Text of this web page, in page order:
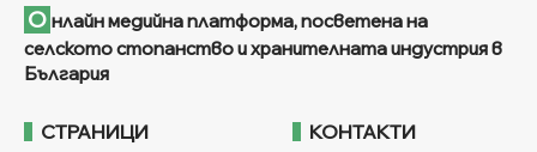
О нлайн медийна платформа, посветена на
селското стопанство и хранителната индустрия в
България
СТРАНИЦИ КОНТАКТИ